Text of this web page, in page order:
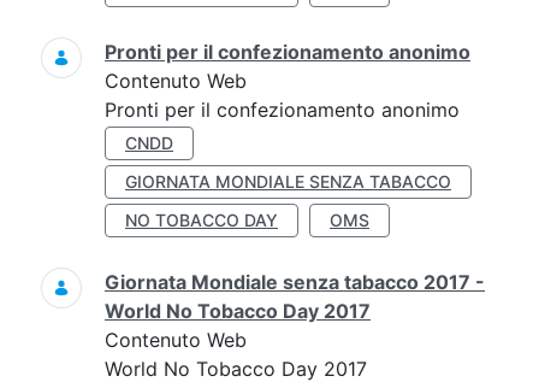
Pronti per il confezionamento anonimo
Contenuto Web
Pronti per il confezionamento anonimo
CNDD
GIORNATA MONDIALE SENZA TABACCO
NO TOBACCO DAY
OMS
Giornata Mondiale senza tabacco 2017 -
World No Tobacco Day 2017
Contenuto Web
World No Tobacco Day 2017